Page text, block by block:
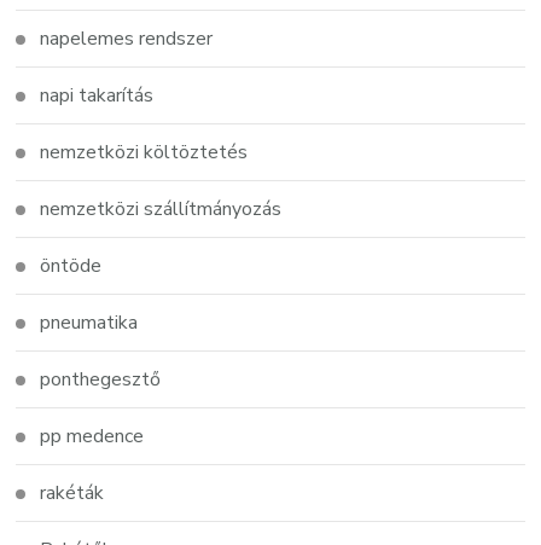
napelemes rendszer
napi takarítás
nemzetközi költöztetés
nemzetközi szállítmányozás
öntöde
pneumatika
ponthegesztő
pp medence
rakéták